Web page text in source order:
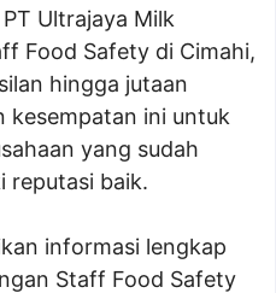
Ultrajaya Milk
Food Safety di Cimahi,
hingga jutaan
kesempatan ini untuk
yang sudah
reputasi baik.
informasi lengkap
Staff Food Safety